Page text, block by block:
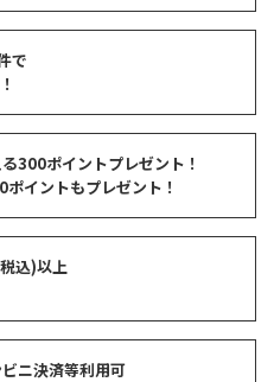
で
300ポイントプレゼント！
ポイントもプレゼント！
込)以上
ニ決済等利用可